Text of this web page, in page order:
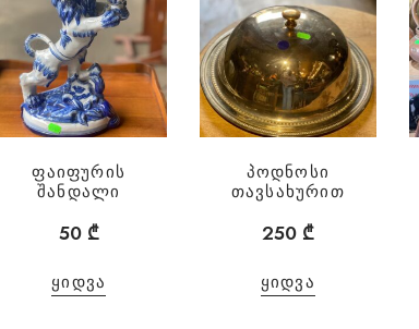
ფაიფურის
შანდალი
50 ₾
ᲧᲘᲓᲕᲐ
პოდნოსი
თავსახურით
250 ₾
ᲧᲘᲓᲕᲐ